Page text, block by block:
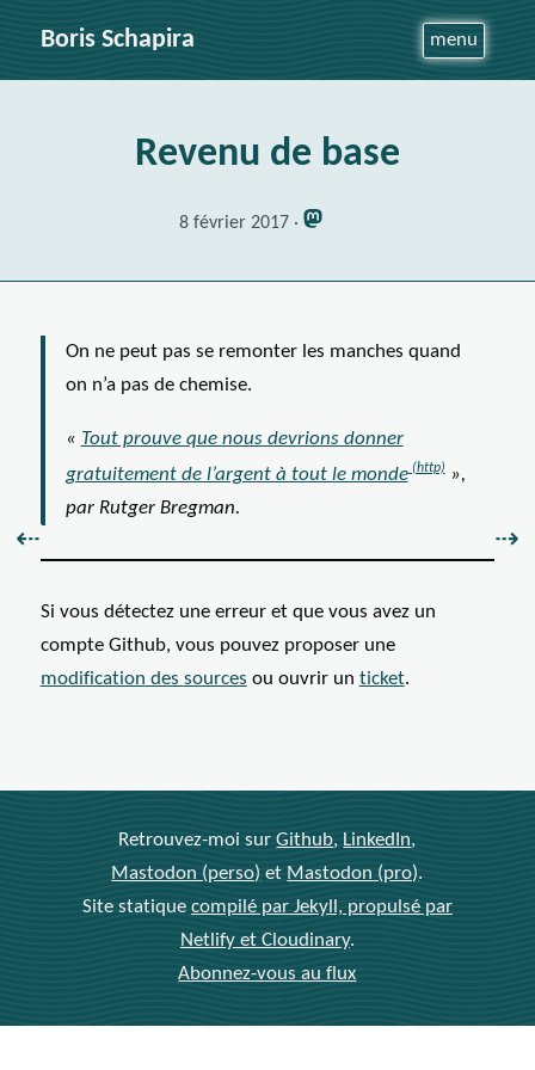
Boris Schapira menu
Revenu de base
8 février 2017
On ne peut pas se remonter les manches quand
on n’a pas de chemise.
« Tout prouve que nous devrions donner
gratuitement de l’argent à tout le monde
»,
par Rutger Bregman.
Si vous détectez une erreur et que vous avez un
compte Github, vous pouvez proposer une
modification des sources ou ouvrir un ticket.
Précédent :
⇠ ⇢
Retrouvez-moi surGithub, LinkedIn,
Mastodon (perso) et Mastodon (pro).
Site statique compilé par Jekyll, propulsé par
Netlify et Cloudinary.
Abonnez-vous au flux